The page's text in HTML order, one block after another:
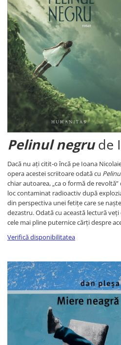
Actiune,aventura
Clasici
Crime, Thriller, Mistery
Fantasy
Istorica
Literatura de divertisment
Literatura romana
Memorii si jurnale
Moderna, contemporana
Poezie, teatru
Publicistica, eseu
Romance
Science Fiction
Young adult
Filologie, Filosofie
Filologie
Filosofie
Filosofie, Stiinte
Gastronomie
Arte si tehnici culinare
Bauturi si cocktailuri
Bucatari celebri
Carti de bucate
Conservarea si pastrarea
Ghiduri de calatorie, harti
Pelinul negrude
Dacă nu ați citit-o încă pe Ioana
opera acestei scriitoare odată cu
chiar autoarea, „ca o formă de
loc contaminat radioactiv după
din perspectiva unei fetițe care se
dezastru. Odată cu această lectură
cele mai pline puternice cărți despre
Verifică disponibilitatea